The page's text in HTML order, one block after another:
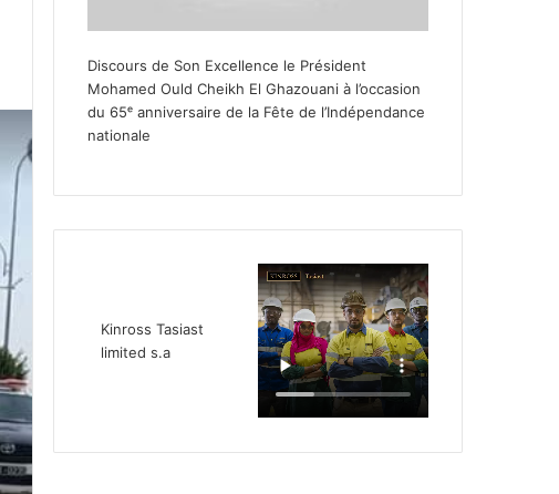
Discours de Son Excellence le Président
Mohamed Ould Cheikh El Ghazouani à l’occasion
du 65ᵉ anniversaire de la Fête de l’Indépendance
nationale
Kinross Tasiast
limited s.a